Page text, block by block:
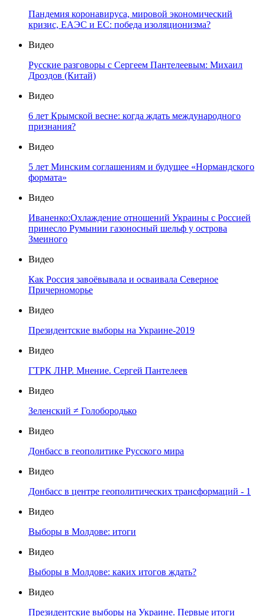
Пандемия коронавируса, мировой экономический
кризис, ЕАЭС и ЕС: победа изоляционизма?
Видео
Русские разговоры с Сергеем Пантелеевым: Михаил
Дроздов (Китай)
Видео
6 лет Крымской весне: когда ждать международного
признания?
Видео
5 лет Минским соглашениям и будущее «Нормандского
формата»
Видео
Иваненко:Охлаждение отношений Украины с Россией
принесло Румынии газоносный шельф у острова
Змеиного
Видео
Как Россия завоёвывала и осваивала Северное
Причерноморье
Видео
Президентские выборы на Украине-2019
Видео
ГТРК ЛНР. Мнение. Сергей Пантелеев
Видео
Зеленский ≠ Голобородько
Видео
Донбасс в геополитике Русского мира
Видео
Донбасс в центре геополитических трансформаций - 1
Видео
Выборы в Молдове: итоги
Видео
Выборы в Молдове: каких итогов ждать?
Видео
Президентские выборы на Украине. Первые итоги